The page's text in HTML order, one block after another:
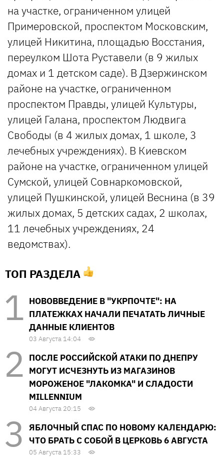
на участке, ограниченном улицей
Примеровской, проспектом Московским,
улицей Никитина, площадью Восстания,
переулком Шота Руставели (в 9 жилых
домах и 1 детском саде). В Дзержинском
районе на участке, ограниченном
проспектом Правды, улицей Культуры,
улицей Галана, проспектом Людвига
Свободы (в 4 жилых домах, 1 школе, 3
лечебных учреждениях). В Киевском
районе на участке, ограниченном улицей
Сумской, улицей Совнаркомовской,
улицей Пушкинской, улицей Веснина (в 39
жилых домах, 5 детских садах, 2 школах,
11 лечебных учреждениях, 24
ведомствах).
ТОП РАЗДЕЛА
НОВОВВЕДЕНИЕ В "УКРПОЧТЕ": НА
ПЛАТЕЖКАХ НАЧАЛИ ПЕЧАТАТЬ ЛИЧНЫЕ
ДАННЫЕ КЛИЕНТОВ
03 Августа 14:04
ПОСЛЕ РОССИЙСКОЙ АТАКИ ПО ДНЕПРУ
МОГУТ ИСЧЕЗНУТЬ ИЗ МАГАЗИНОВ
МОРОЖЕНОЕ "ЛАКОМКА" И СЛАДОСТИ
MILLENNIUM
04 Августа 20:15
ЯБЛОЧНЫЙ СПАС ПО НОВОМУ КАЛЕНДАРЮ:
ЧТО БРАТЬ С СОБОЙ В ЦЕРКОВЬ 6 АВГУСТА
05 Августа 15:33